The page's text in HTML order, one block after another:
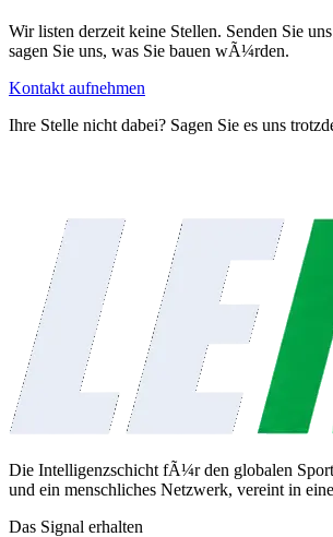
Wir listen derzeit keine Stellen. Senden Sie
sagen Sie uns, was Sie bauen wÃ¼rden.
Kontakt aufnehmen
Ihre Stelle nicht dabei? Sagen Sie es uns
Die Intelligenzschicht fÃ¼r den globalen
und ein menschliches Netzwerk, vereint in
Das Signal erhalten